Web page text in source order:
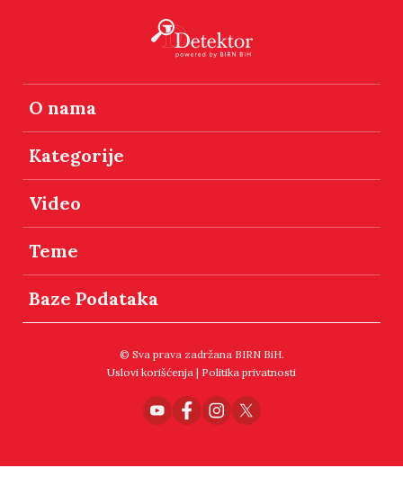
O nama
Kategorije
Video
Teme
Baze Podataka
© Sva prava zadržana BIRN BiH.
Uslovi korišćenja | Politika privatnosti